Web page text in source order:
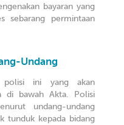
bayaran yang
sebarang permintaan
Undang
polisi ini yang akan
di bawah Akta. Polisi
undang-undang
tunduk kepada bidang